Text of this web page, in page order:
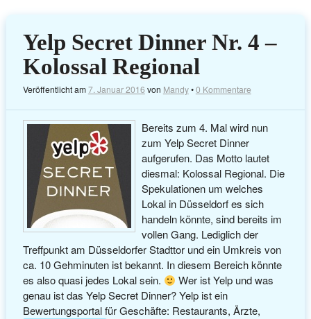
Yelp Secret Dinner Nr. 4 –
Kolossal Regional
Veröffentlicht am7. Januar 2016 von Mandy•0 Kommentare
Bereits zum 4. Mal wird nun
zum Yelp Secret Dinner
aufgerufen. Das Motto lautet
diesmal: Kolossal Regional. Die
Spekulationen um welches
Lokal in Düsseldorf es sich
handeln könnte, sind bereits im
vollen Gang. Lediglich der
Treffpunkt am Düsseldorfer Stadttor und ein Umkreis von
ca. 10 Gehminuten ist bekannt. In diesem Bereich könnte
es also quasi jedes Lokal sein.
Wer ist Yelp und was
genau ist das Yelp Secret Dinner? Yelp ist ein
Bewertungsportal für Geschäfte: Restaurants, Ärzte,